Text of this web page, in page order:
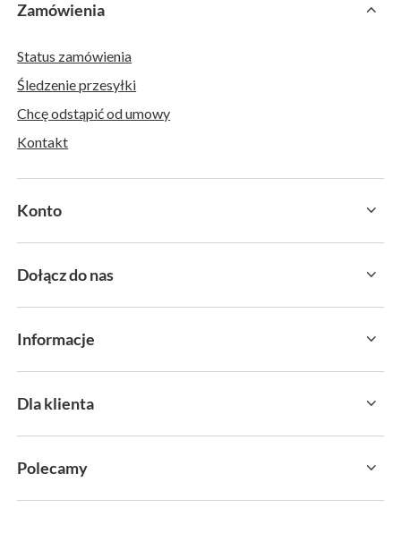
Zamówienia
Status zamówienia
Śledzenie przesyłki
Chcę odstąpić od umowy
Kontakt
Konto
Dołącz do nas
Informacje
Dla klienta
Polecamy